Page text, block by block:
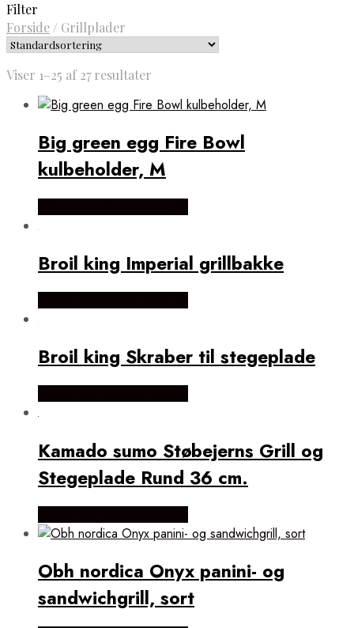
Filter
Forside/ Grillplader
Viser 1–25 af 27 resultater
Big green egg Fire Bowl
kulbeholder, M
Broil king Imperial grillbakke
Broil king Skraber til stegeplade
Kamado sumo Støbejerns Grill og
Stegeplade Rund 36 cm.
Obh nordica Onyx panini- og
sandwichgrill, sort